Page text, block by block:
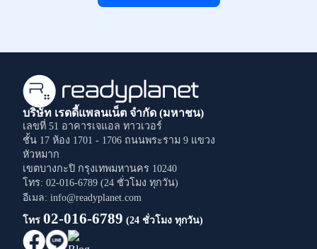
บริษัท เรดดี้แพลนเน็ต จำกัด (มหาชน)
เลขที่ 51 อาคารเจแอล ทาวเวอร์
ชั้น 17 ห้อง 1701 - 1706 ถนนพระราม 9 แขวง
หัวหมาก
เขตบางกะปิ กรุงเทพมหานคร 10240
โทร: 02-016-6789 (24 ชั่วโมง ทุกวัน)
อีเมล: info@readyplanet.com
โทร 02-016-6789 (24 ชั่วโมง ทุกวัน)